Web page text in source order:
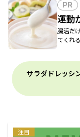
PR
運動
腸活だ
てくれ
サラダドレッシ
注目